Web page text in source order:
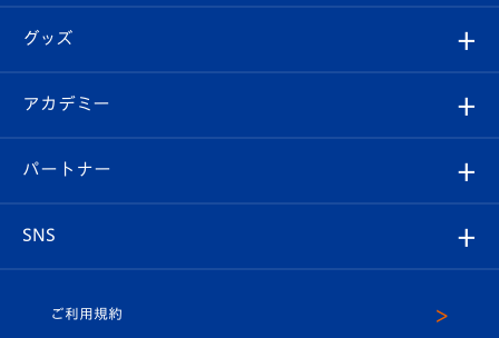
チケット
イベント
メディア
ホームタウン
スタッフプロフィール
マスコット紹介
はじめての観戦ガイド
Revive Team
ヴィヴィくんの長崎おもてなしガイド
フォトギャラリー
スタジアムグルメ
チケット
V-LOVERS（ファンクラブ）
プレイヤーズスイート
グッズ
オンラインショップ
店舗情報
アカデミー
育成からのお知らせ
U-18
パートナー
SNS
ご利用規約